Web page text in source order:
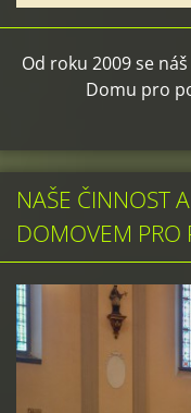
Od roku 2009 se
Domu pro
NAŠE ČINNOST
DOMOVEM PRO